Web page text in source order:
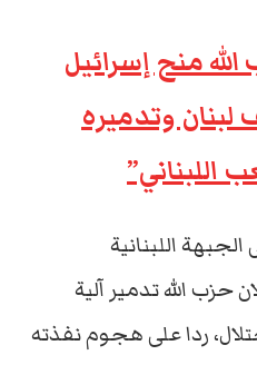
منح إسرائيل
وتدميره
اللبناني”
اللبنانية
حزب الله تدمير آلية
ردا على هجوم نفذته